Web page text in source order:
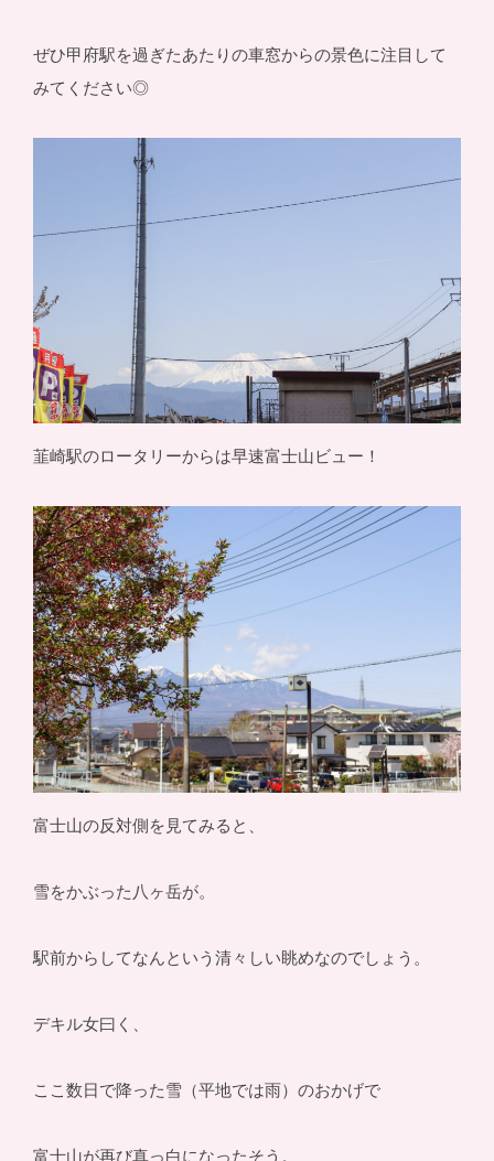
ぜひ甲府駅を過ぎたあたりの車窓からの景色に注目して
みてください◎
韮崎駅のロータリーからは早速富士山ビュー！
富士山の反対側を見てみると、
雪をかぶった八ヶ岳が。
駅前からしてなんという清々しい眺めなのでしょう。
デキル女曰く、
ここ数日で降った雪（平地では雨）のおかげで
富士山が再び真っ白になったそう。